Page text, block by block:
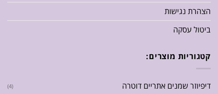
הצהרת נגישות
ביטול עסקה
קטגוריות מוצרים:
דיפיוזר שמנים אתריים דוטרה (4)